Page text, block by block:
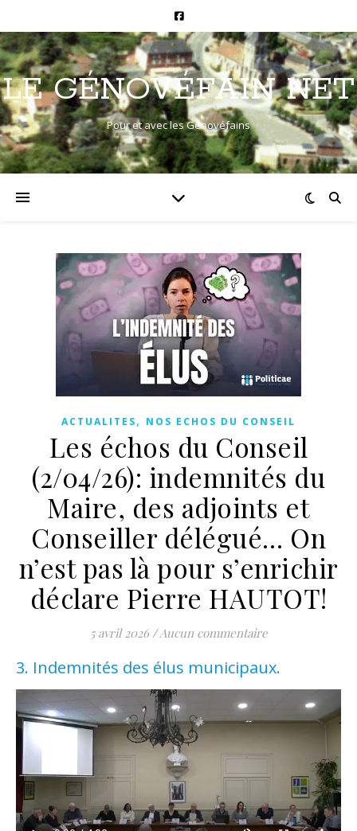
LE GÉNOVÉFAIN NET
Pour et avec les Génovéfains
ACTUALITES, NOS ECHOS DU CONSEIL
Les échos du Conseil
(2/04/26): indemnités du
Maire, des adjoints et
Conseiller délégué… On
n’est pas là pour s’enrichir
déclare Pierre HAUTOT!
5 avril 2026 /Aucun commentaire
3. Indemnités des élus municipaux.